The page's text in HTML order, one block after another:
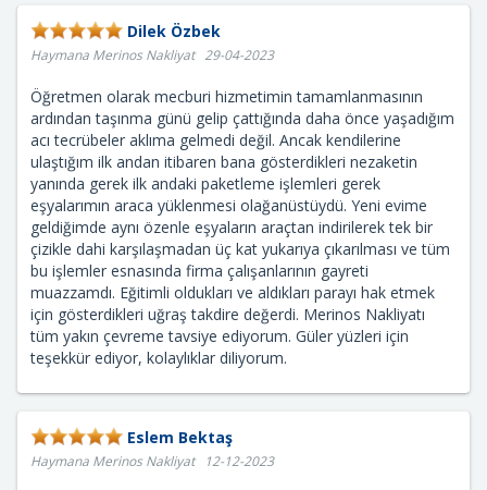
Dilek Özbek
Haymana Merinos Nakliyat 29-04-2023
Öğretmen olarak mecburi hizmetimin tamamlanmasının
ardından taşınma günü gelip çattığında daha önce yaşadığım
acı tecrübeler aklıma gelmedi değil. Ancak kendilerine
ulaştığım ilk andan itibaren bana gösterdikleri nezaketin
yanında gerek ilk andaki paketleme işlemleri gerek
eşyalarımın araca yüklenmesi olağanüstüydü. Yeni evime
geldiğimde aynı özenle eşyaların araçtan indirilerek tek bir
çizikle dahi karşılaşmadan üç kat yukarıya çıkarılması ve tüm
bu işlemler esnasında firma çalışanlarının gayreti
muazzamdı. Eğitimli oldukları ve aldıkları parayı hak etmek
için gösterdikleri uğraş takdire değerdi. Merinos Nakliyatı
tüm yakın çevreme tavsiye ediyorum. Güler yüzleri için
teşekkür ediyor, kolaylıklar diliyorum.
Eslem Bektaş
Haymana Merinos Nakliyat 12-12-2023